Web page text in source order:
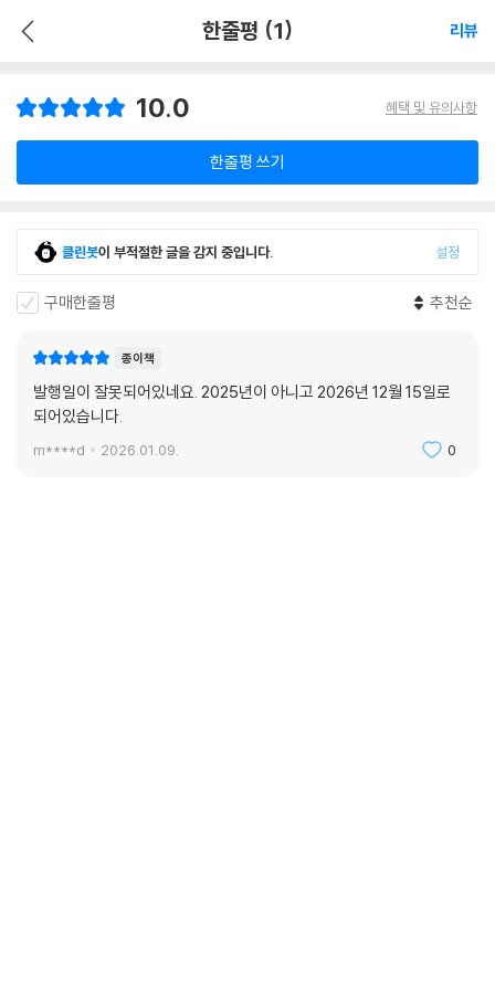
한줄평 (1) 리뷰
10.0 혜택 및 유의사항
한줄평 쓰기
클린봇이 부적절한 글을 감지 중입니다. 설정
구매한줄평 추천순
종이책
발행일이 잘못되어있네요. 2025년이 아니고 2026년 12월 15일로
되어있습니다.
m****d 2026.01.09. 0